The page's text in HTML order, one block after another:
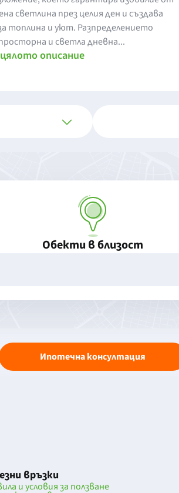
светлина през целия ден и създава
топлина и уют. Разпределението
и светла дневна...
описание
Обекти в близост
Ипотечна консултация
връзки
и условия за ползване